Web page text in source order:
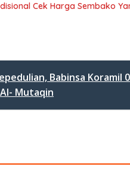
Cek Harga Sembako
Babinsa Koramil
Mutaqin